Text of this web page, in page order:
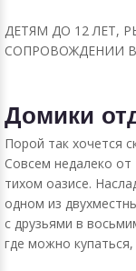
ДЕТЯМ ДО 12 ЛЕТ,
СОПРОВОЖДЕНИИ
Домики
Порой так хочется
Совсем недалеко от
тихом оазисе.
одном из
с друзьями в
где можно